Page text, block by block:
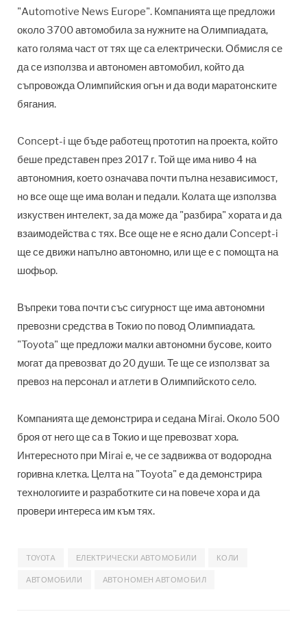
"Automotive News Europe". Компанията ще предложи
около 3700 автомобила за нужните на Олимпиадата,
като голяма част от тях ще са електрически. Обмисля се
да се използва и автономен автомобил, който да
съпровожда Олимпийския огън и да води маратонските
бягания.
Concept-i ще бъде работещ прототип на проекта, който
беше представен през 2017 г. Той ще има ниво 4 на
автономния, което означава почти пълна независимост,
но все още ще има волан и педали. Колата ще използва
изкуствен интелект, за да може да "разбира" хората и да
взаимодейства с тях. Все още не е ясно дали Concept-i
ще се движи напълно автономно, или ще е с помощта на
шофьор.
Въпреки това почти със сигурност ще има автономни
превозни средства в Токио по повод Олимпиадата.
"Toyota" ще предложи малки автономни бусове, които
могат да превозват до 20 души. Те ще се използват за
превоз на персонал и атлети в Олимпийското село.
Компанията ще демонстрира и седана Mirai. Около 500
броя от него ще са в Токио и ще превозват хора.
Интересното при Mirai е, че се задвижва от водородна
горивна клетка. Целта на "Toyota" е да демонстрира
технологиите и разработките си на повече хора и да
провери интереса им към тях.
TOYOTA ЕЛЕКТРИЧЕСКИ АВТОМОБИЛИ КОЛИ
АВТОМОБИЛИ АВТОНОМЕН АВТОМОБИЛ